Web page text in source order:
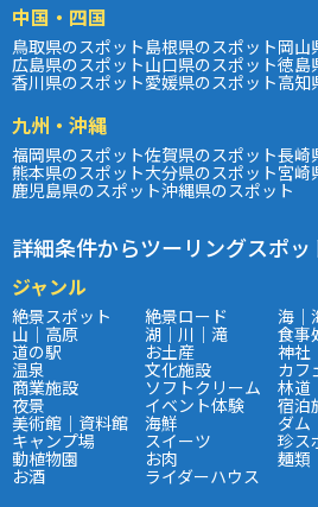
中国・四国
鳥取県のスポット島根県のスポット岡山
広島県のスポット山口県のスポット徳島
香川県のスポット愛媛県のスポット高知
九州・沖縄
福岡県のスポット佐賀県のスポット長崎
熊本県のスポット大分県のスポット宮崎
鹿児島県のスポット沖縄県のスポット
詳細条件からツーリングスポッ
ジャンル
絶景スポット 絶景ロード 海｜
山｜高原 湖｜川｜滝 食事
道の駅 お土産 神社
温泉 文化施設 カフ
商業施設 ソフトクリーム 林道
夜景 イベント体験 宿泊
美術館｜資料館 海鮮 ダム
キャンプ場 スイーツ 珍ス
動植物園 お肉 麺類
お酒 ライダーハウス